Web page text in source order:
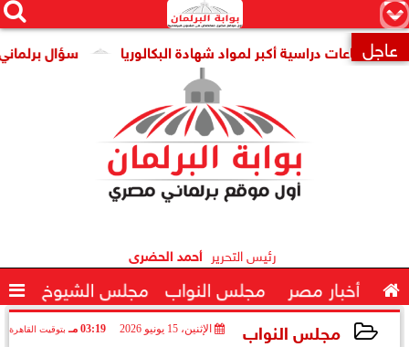
×


 عاجل سؤال برلماني عن ساعات دراسية أكبر لمواد شهادة البكالوريا
رئيس التحرير أحمد الحضرى
 أخبار مصر مجلس النواب مجلس الشيوخ 
مجلس النواب الإثنين، 15 يونيو 2026 03:19 مـ بتوقيت القاهرة